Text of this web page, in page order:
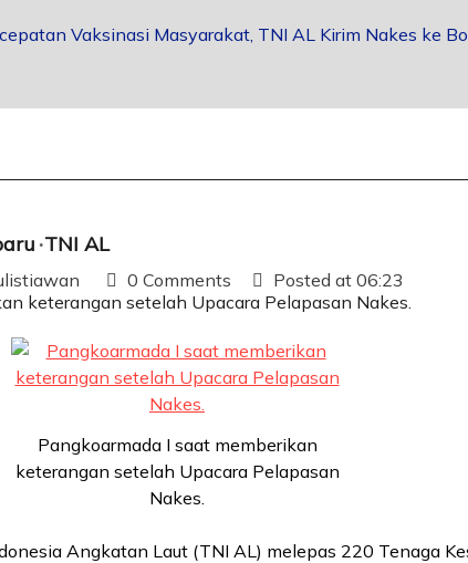
Vaksinasi Masyarakat, TNI AL Kirim Nakes ke
TNI AL
0 Comments Posted at 06:23
Pangkoarmada I saat memberikan
keterangan setelah Upacara Pelapasan
Nakes.
Angkatan Laut (TNI AL) melepas 220 Tenaga